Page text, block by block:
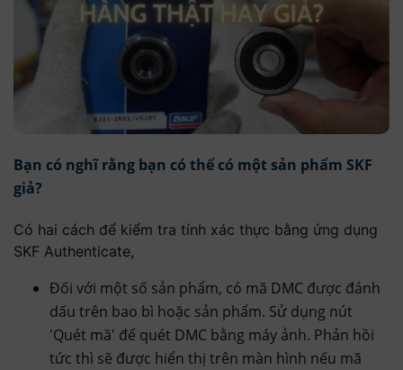
Bạn có nghĩ rằng bạn có thể có một sản phẩm SKF
giả?
Có hai cách để kiểm tra tính xác thực bằng ứng dụng
SKF Authenticate,
Đối với một số sản phẩm, có mã DMC được đánh
dấu trên bao bì hoặc sản phẩm. Sử dụng nút
'Quét mã' để quét DMC bằng máy ảnh. Phản hồi
tức thì sẽ được hiển thị trên màn hình nếu mã